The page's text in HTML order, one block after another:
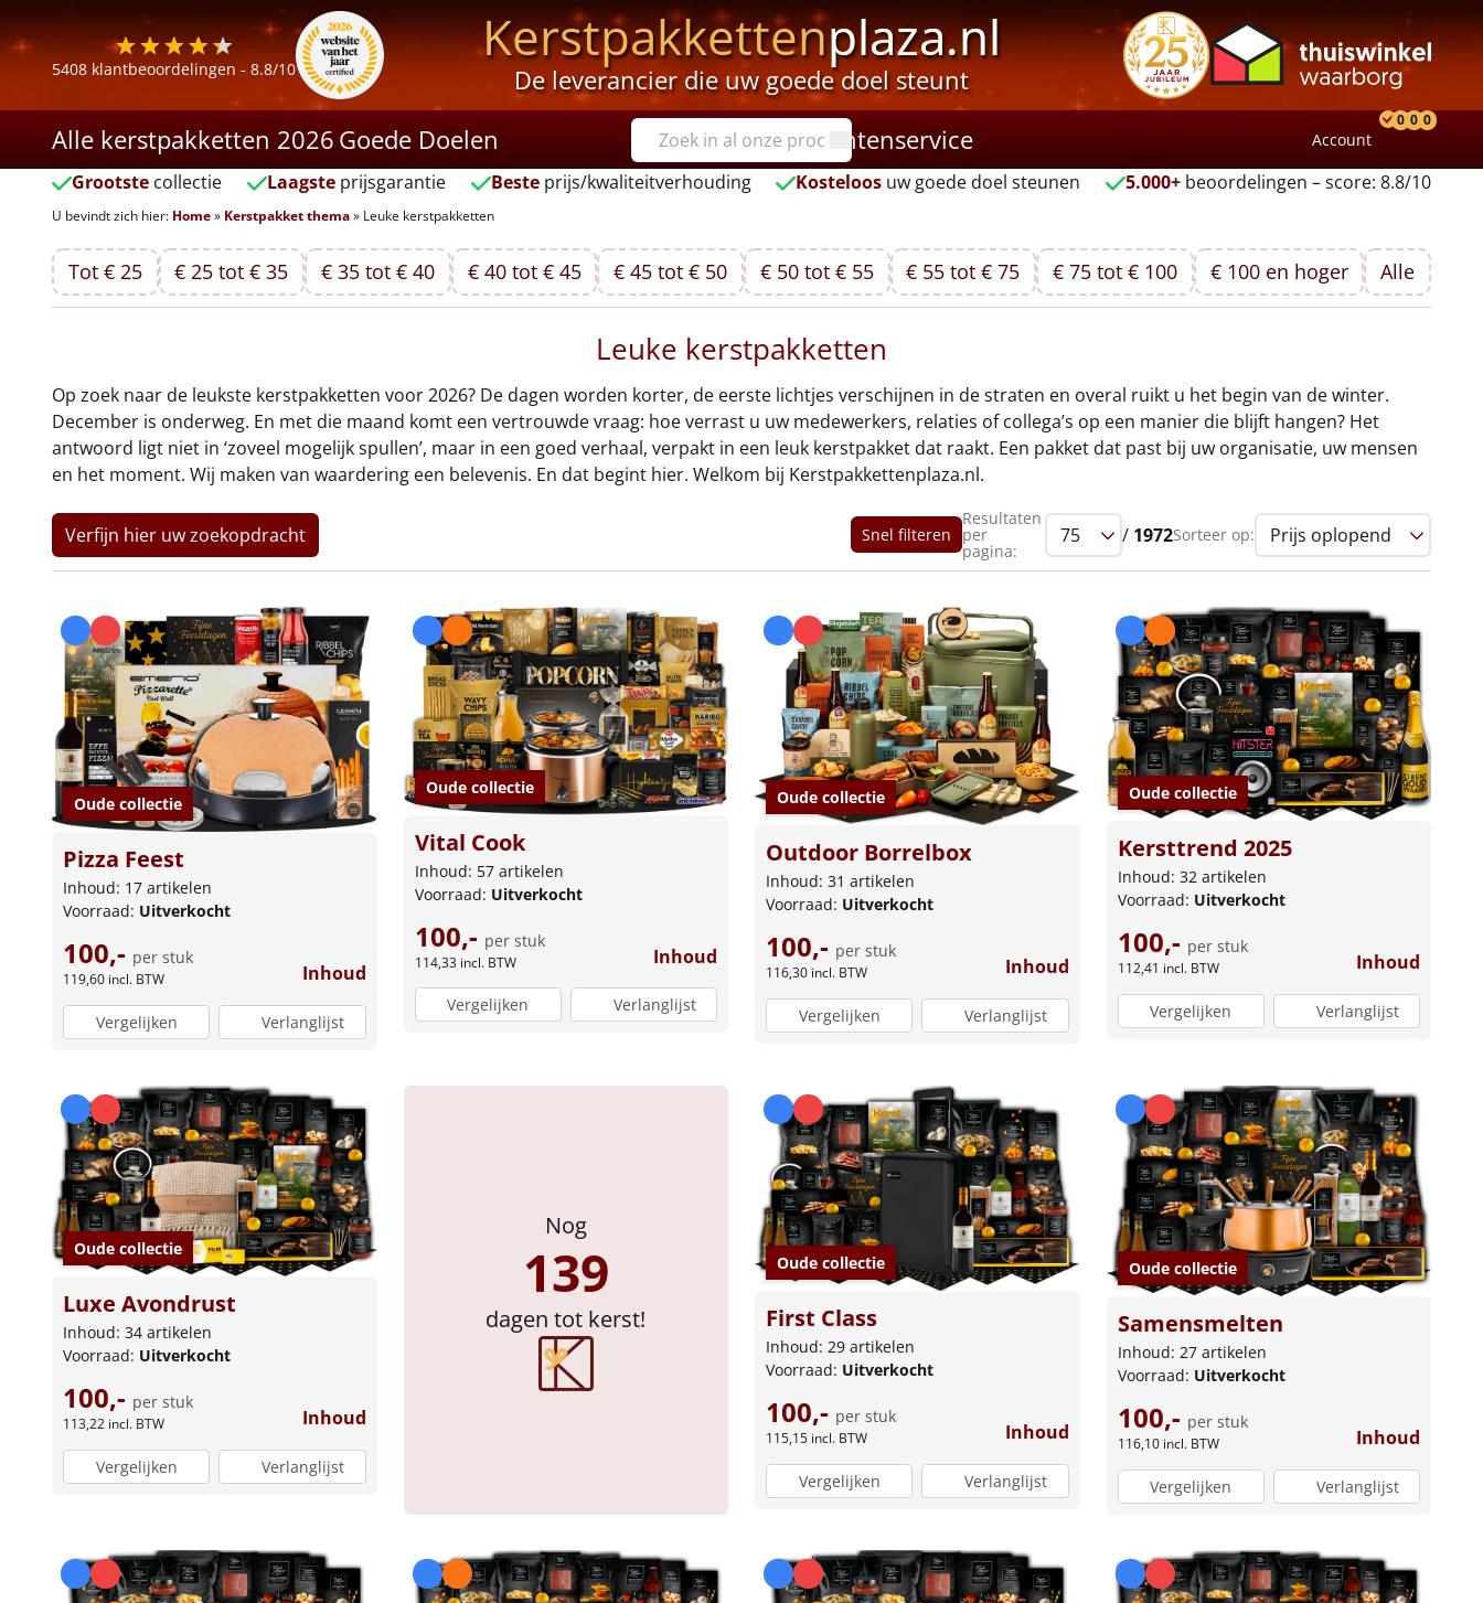
5408 klantbeoordelingen - 8.8/10 Kerstpakkettenplaza.nl
De leverancier die uw goede doel steunt
Alle kerstpakketten 2026 Goede Doelen Klantenservice Account
0 0 0
Grootste collectie Laagsteprijsgarantie Besteprijs/kwaliteitverhouding Kosteloos uw goede doel steunen 5.000+ beoordelingen – score: 8.8/10
U bevindt zich hier: Home» Kerstpakket thema» Leuke kerstpakketten
Tot € 25 € 25 tot € 35 € 35 tot € 40 € 40 tot € 45 € 45 tot € 50 € 50 tot € 55 € 55 tot € 75 € 75 tot € 100 € 100 en hoger Alle
Leuke kerstpakketten
Op zoek naar de leukste kerstpakketten voor 2026? De dagen worden korter, de eerste lichtjes verschijnen in de straten en overal ruikt u het begin van de winter.
December is onderweg. En met die maand komt een vertrouwde vraag: hoe verrast u uw medewerkers, relaties of collega’s op een manier die blijft hangen? Het
antwoord ligt niet in ‘zoveel mogelijk spullen’, maar in een goed verhaal, verpakt in een leuk kerstpakket dat raakt. Een pakket dat past bij uw organisatie, uw mensen
en het moment. Wij maken van waardering een belevenis. En dat begint hier. Welkom bij Kerstpakkettenplaza.nl.
Verfijn hier uw zoekopdracht Snel filteren
Resultaten
per
pagina:
/ 1972Sorteer op:
Oude collectie
Pizza Feest
Inhoud: 17 artikelen
Voorraad: Uitverkocht
100,- per stuk
119,60 incl. BTW Inhoud
Vergelijken Verlanglijst
Oude collectie
Vital Cook
Inhoud: 57 artikelen
Voorraad: Uitverkocht
100,- per stuk
114,33 incl. BTW Inhoud
Vergelijken Verlanglijst
Oude collectie
Outdoor Borrelbox
Inhoud: 31 artikelen
Voorraad: Uitverkocht
100,- per stuk
116,30 incl. BTW Inhoud
Vergelijken Verlanglijst
Oude collectie
Kersttrend 2025
Inhoud: 32 artikelen
Voorraad: Uitverkocht
100,- per stuk
112,41 incl. BTW Inhoud
Vergelijken Verlanglijst
Oude collectie
Luxe Avondrust
Inhoud: 34 artikelen
Voorraad: Uitverkocht
100,- per stuk
113,22 incl. BTW Inhoud
Vergelijken Verlanglijst
Nog
139
dagen tot kerst!
Oude collectie
First Class
Inhoud: 29 artikelen
Voorraad: Uitverkocht
100,- per stuk
115,15 incl. BTW Inhoud
Vergelijken Verlanglijst
Oude collectie
Samensmelten
Inhoud: 27 artikelen
Voorraad: Uitverkocht
100,- per stuk
116,10 incl. BTW Inhoud
Vergelijken Verlanglijst